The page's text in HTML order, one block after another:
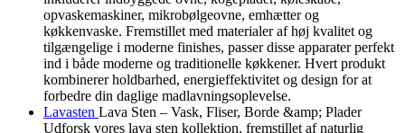
opvaskemaskiner, mikrobølgeovne, emhætter og
køkkenvaske. Fremstillet med materialer af høj kvalitet og
tilgængelige i moderne finishes, passer disse apparater perfekt
ind i både moderne og traditionelle køkkener. Hvert produkt
kombinerer holdbarhed, energieffektivitet og design for at
forbedre din daglige madlavningsoplevelse.
Lavasten Lava Sten – Vask, Fliser, Borde &amp; Plader
Udforsk vores lava sten kollektion, fremstillet af naturlig